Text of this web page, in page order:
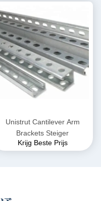
Unistrut Cantilever Arm
Brackets Steiger
Krijg Beste Prijs